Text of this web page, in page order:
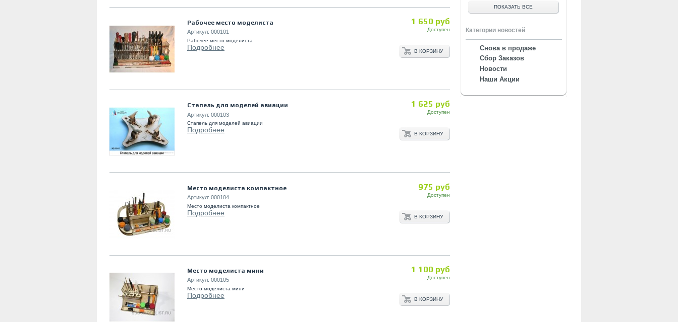
Рабочее место моделиста
Артикул: 000101
Рабочее место моделиста
Подробнее
1 650 руб
Доступен
В КОРЗИНУ
Стапель для моделей авиации
Артикул: 000103
Стапель для моделей авиации
Подробнее
1 625 руб
Доступен
В КОРЗИНУ
Место моделиста компактное
Артикул: 000104
Место моделиста компактное
Подробнее
975 руб
Доступен
В КОРЗИНУ
Место моделиста мини
Артикул: 000105
Место моделиста мини
Подробнее
1 100 руб
Доступен
В КОРЗИНУ
ПОКАЗАТЬ ВСЕ
Категории новостей
Снова в продаже
Сбор Заказов
Новости
Наши Акции